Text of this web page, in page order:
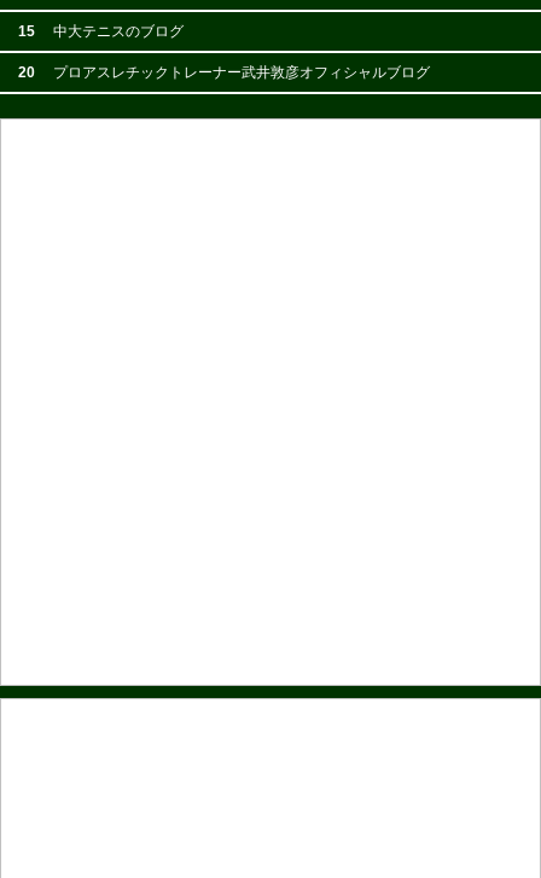
15 中大テニスのブログ
20 プロアスレチックトレーナー武井敦彦オフィシャルブログ